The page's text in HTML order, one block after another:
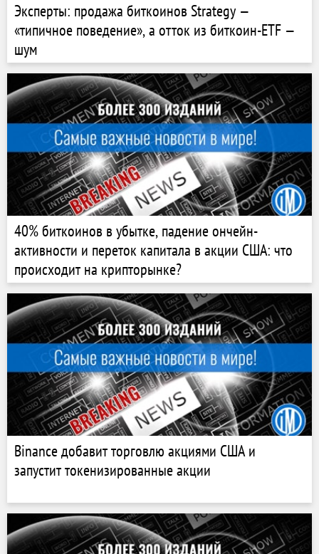
Эксперты: продажа биткоинов Strategy —
«типичное поведение», а отток из биткоин-ETF —
шум
40% биткоинов в убытке, падение ончейн-
активности и переток капитала в акции США: что
происходит на крипторынке?
Binance добавит торговлю акциями США и
запустит токенизированные акции